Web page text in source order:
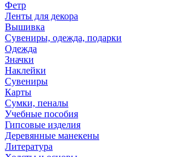
Фетр
Ленты для декора
Вышивка
Сувениры, одежда, подарки
Одежда
Значки
Наклейки
Сувениры
Карты
Сумки, пеналы
Учебные пособия
Гипсовые изделия
Деревянные манекены
Литература